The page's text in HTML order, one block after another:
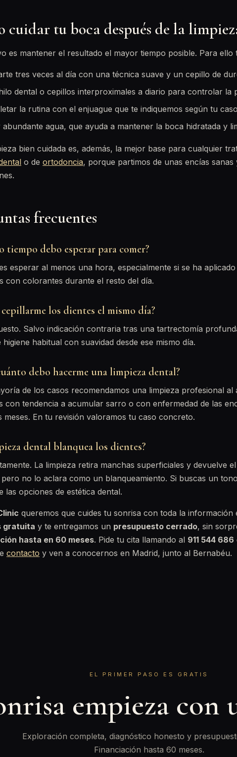
cuidar tu boca después de la
es mantener el resultado el mayor tiempo posible. Para ello
tres veces al día con una técnica suave y un cepillo de
dental o cepillos interproximales a diario para controlar la
la rutina con el enjuague que te indiquemos según tu
abundante agua, que ayuda a mantener la boca hidratada y
bien cuidada es, además, la mejor base para cualquier
o de ortodoncia, porque partimos de unas encías
frecuentes
tiempo debo esperar para comer?
esperar al menos una hora, especialmente si se ha
con colorantes durante el resto del día.
cepillarme los dientes el mismo día?
Salvo indicación contraria tras una tartrectomía
higiene habitual con suavidad desde ese mismo día.
debo hacerme una limpieza dental?
de los casos recomendamos una limpieza profesional al
con tendencia a acumular sarro o con enfermedad de las
meses. En tu revisión valoramos tu caso concreto.
dental blanquea los dientes?
La limpieza retira manchas superficiales y devuelve
pero no lo aclara como un blanqueamiento. Si buscas un
las opciones de estética dental.
queremos que cuides tu sonrisa con toda la información
gratuita y te entregamos un presupuesto cerrado, sin
hasta en 60 meses. Pide tu cita llamando al 911 544 686
contacto y ven a conocernos en Madrid, junto al Bernabéu.
EL PRIMER PASO ES GRATIS
empieza con
Exploración completa, diagnóstico honesto y
Financiación hasta 60 meses.